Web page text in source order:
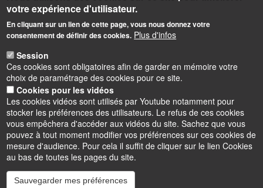
Informations
UFR Lettres, Langues & Sciences Humaines
10 rue de Tours - BP 46527
45065 ORLEANS cedex 2 – France
votre expérience d'utilisateur.
En cliquant sur un lien de cette page, vous nous donnez votre
consentement de définir des cookies. Plus d'infos
Session
Ces cookies sont obligatoires afin de garder en mémoire votre
choix de paramétrage des cookies pour ce site.
Cookies pour les vidéos
Les cookies vidéos sont utilisés par Youtube notamment pour
stocker les préférences des utilisateurs. Le refus de ces cookies
vous empêchera d'accéder aux vidéos du site. Sachez que vous
pouvez à tout moment modifier vos préférences sur ces cookies de
mesure d'audience. Pour cela il suffit de cliquer sur le lien Cookies
au bas de toutes les pages du site.
Sauvegarder mes préférences